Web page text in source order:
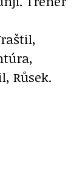
Růsek.